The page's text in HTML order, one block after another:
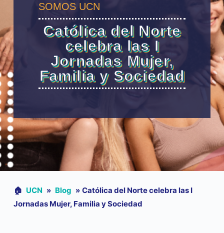
SOMOS UCN
Católica del Norte
celebra las I
Jornadas Mujer,
Familia y Sociedad
🏠︎ UCN » Blog » Católica del Norte celebra las I
Jornadas Mujer, Familia y Sociedad